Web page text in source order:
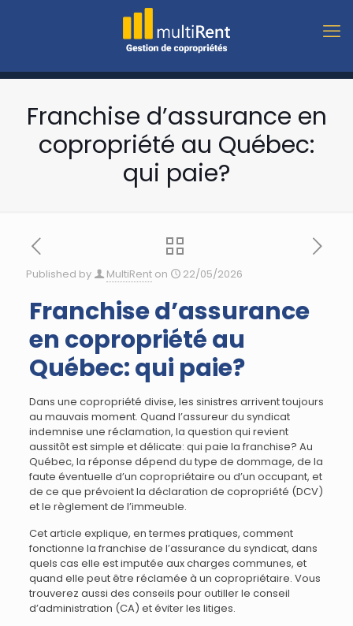
Franchise d’assurance en
copropriété au Québec:
qui paie?
Published by MultiRent on 22/05/2026
Franchise d’assurance
en copropriété au
Québec: qui paie?
Dans une copropriété divise, les sinistres arrivent toujours
au mauvais moment. Quand l’assureur du syndicat
indemnise une réclamation, la question qui revient
aussitôt est simple et délicate: qui paie la franchise? Au
Québec, la réponse dépend du type de dommage, de la
faute éventuelle d’un copropriétaire ou d’un occupant, et
de ce que prévoient la déclaration de copropriété (DCV)
et le règlement de l’immeuble.
Cet article explique, en termes pratiques, comment
fonctionne la franchise de l’assurance du syndicat, dans
quels cas elle est imputée aux charges communes, et
quand elle peut être réclamée à un copropriétaire. Vous
trouverez aussi des conseils pour outiller le conseil
d’administration (CA) et éviter les litiges.